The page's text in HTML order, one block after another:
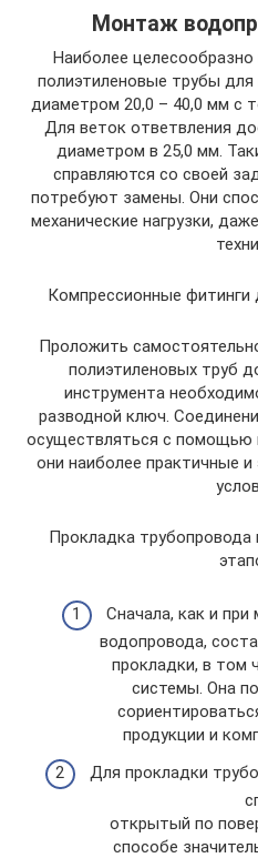
Монтаж
Наиболее
полиэтиленовые трубы для
диаметром 20,0 – 40,0 мм с
Для веток ответвления
диаметром в 25,0 мм.
справляются со своей
потребуют замены. Они
механические нагрузки,
Компрессионные
Проложить
полиэтиленовых труб
инструмента
разводной ключ.
осуществляться с помощью
они наиболее практичные
Прокладка трубопровода
Сначала, как и
водопровода,
прокладки, в том
системы. Она
продукции и
Для прокладки
открытый по
способе